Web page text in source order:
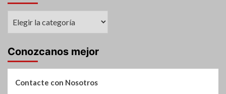
Conozcanos mejor
Contacte con Nosotros